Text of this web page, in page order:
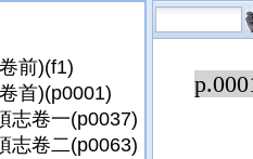
前)(f1)
首)(p0001)
志卷一(p0037)
志卷二(p0063)